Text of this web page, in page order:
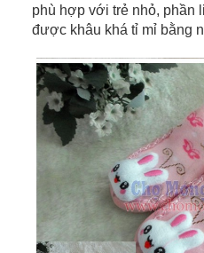
phù hợp với trẻ nhỏ, phần
được khâu khá tỉ mỉ bằng